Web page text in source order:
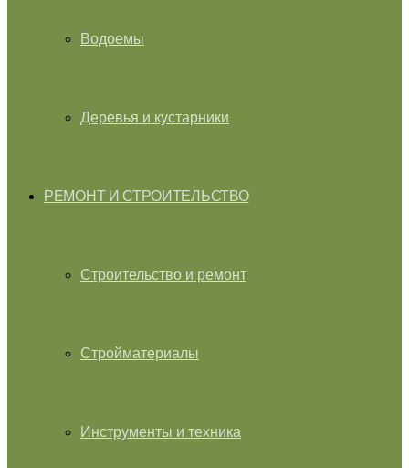
Водоемы
Деревья и кустарники
РЕМОНТ И СТРОИТЕЛЬСТВО
Строительство и ремонт
Стройматериалы
Инструменты и техника